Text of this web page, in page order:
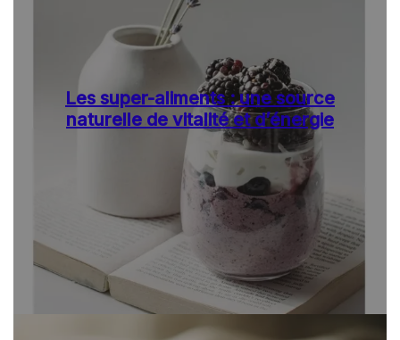
Les super-aliments : une source
naturelle de vitalité et d’énergie